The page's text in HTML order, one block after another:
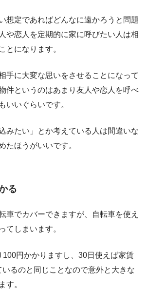
想定であればどんなに遠かろうと問題
や恋人を定期的に家に呼びたい人は相
とになります。
手に大変な思いをさせることになって
件というのはあまり友人や恋人を呼べ
いいぐらいです。
みたい」とか考えている人は間違いな
たほうがいいです。
る
車でカバーできますが、自転車を使え
てしまいます。
100円かかりますし、30日使えば家賃
るのと同じことなので意外と大きな
す。